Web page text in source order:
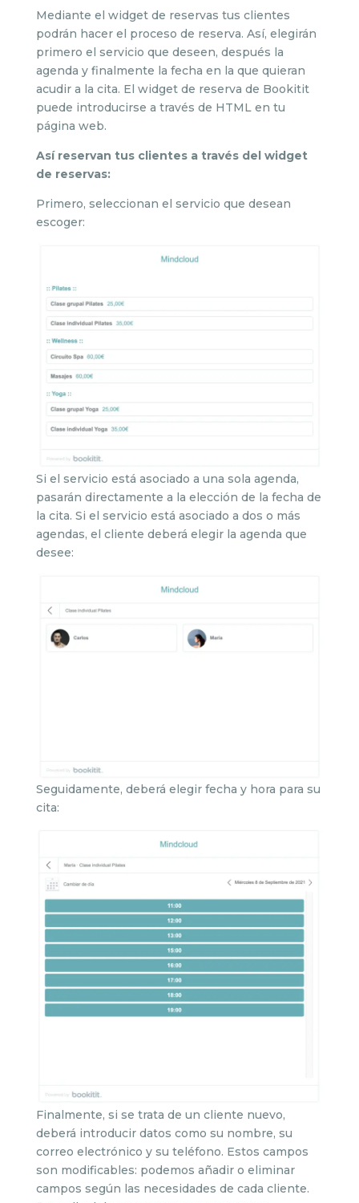
Mediante el widget de reservas tus clientes
podrán hacer el proceso de reserva. Así, elegirán
primero el servicio que deseen, después la
agenda y finalmente la fecha en la que quieran
acudir a la cita. El widget de reserva de Bookitit
puede introducirse a través de HTML en tu
página web.
Así reservan tus clientes a través del widget
de reservas:
Primero, seleccionan el servicio que desean
escoger:
Si el servicio está asociado a una sola agenda,
pasarán directamente a la elección de la fecha de
la cita. Si el servicio está asociado a dos o más
agendas, el cliente deberá elegir la agenda que
desee:
Seguidamente, deberá elegir fecha y hora para su
cita:
Finalmente, si se trata de un cliente nuevo,
deberá introducir datos como su nombre, su
correo electrónico y su teléfono. Estos campos
son modificables: podemos añadir o eliminar
campos según las necesidades de cada cliente.